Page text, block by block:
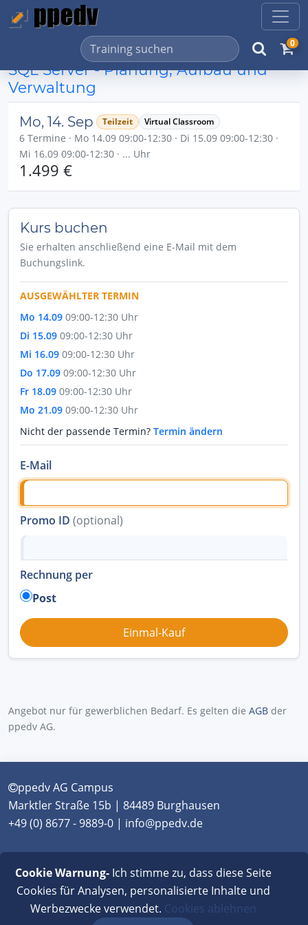
0
SQL Server - Planung, Aufbau und
Verwaltung
Mo, 14. Sep Teilzeit Virtual Classroom
6 Termine · Mo 14.09 09:00-12:30 · Di 15.09 09:00-12:30 ·
Mi 16.09 09:00-12:30 · ... Uhr
1.499 €
Kurs buchen
Sie erhalten anschließend eine E-Mail mit dem
Buchungslink.
AUSGEWÄHLTER TERMIN
Mo 14.09 09:00-12:30 Uhr
Di 15.09 09:00-12:30 Uhr
Mi 16.09 09:00-12:30 Uhr
Do 17.09 09:00-12:30 Uhr
Fr 18.09 09:00-12:30 Uhr
Mo 21.09 09:00-12:30 Uhr
Nicht der passende Termin? Termin ändern
E-Mail
Promo ID (optional)
Rechnung per
Post
Angebot nur für gewerblichen Bedarf. Es gelten die AGB der
ppedv AG.
ppedv AG Campus
Marktler Straße 15b | 84489 Burghausen
+49 (0) 8677 - 9889-0 | info@ppedv.de
Classroom
|Impressum|Datenschutz|FAQ
Cookie Warnung-Ich stimme zu, dass diese Seite
Cookies für Analysen, personalisierte Inhalte und
Werbezwecke verwendet. Cookies ablehnen